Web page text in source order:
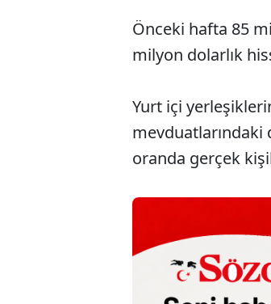
Önceki hafta 85
milyon dolarlık
Yurt içi
oranda gerçek